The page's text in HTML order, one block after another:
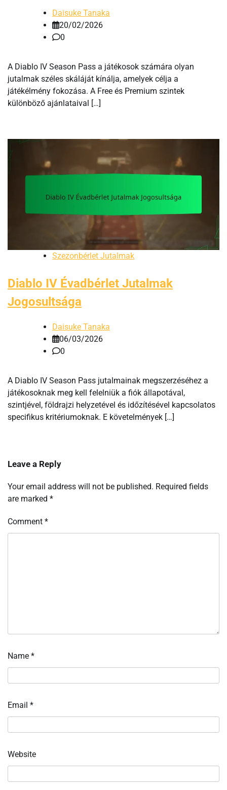
Daisuke Tanaka
20/02/2026
0
A Diablo IV Season Pass a játékosok számára olyan
jutalmak széles skáláját kínálja, amelyek célja a
játékélmény fokozása. A Free és Premium szintek
különböző ajánlataival […]
Szezonbérlet Jutalmak
Diablo IV Évadbérlet Jutalmak
Jogosultsága
Daisuke Tanaka
06/03/2026
0
A Diablo IV Season Pass jutalmainak megszerzéséhez a
játékosoknak meg kell felelniük a fiók állapotával,
szintjével, földrajzi helyzetével és időzítésével kapcsolatos
specifikus kritériumoknak. E követelmények […]
Leave a Reply
Your email address will not be published. Required fields
are marked *
Comment *
Name *
Email *
Website